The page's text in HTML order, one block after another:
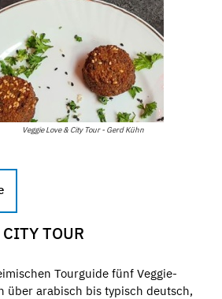
Veggie Love & City Tour - Gerd Kühn
TOUR
Tourguide fünf Veggie-
über arabisch bis typisch deutsch,